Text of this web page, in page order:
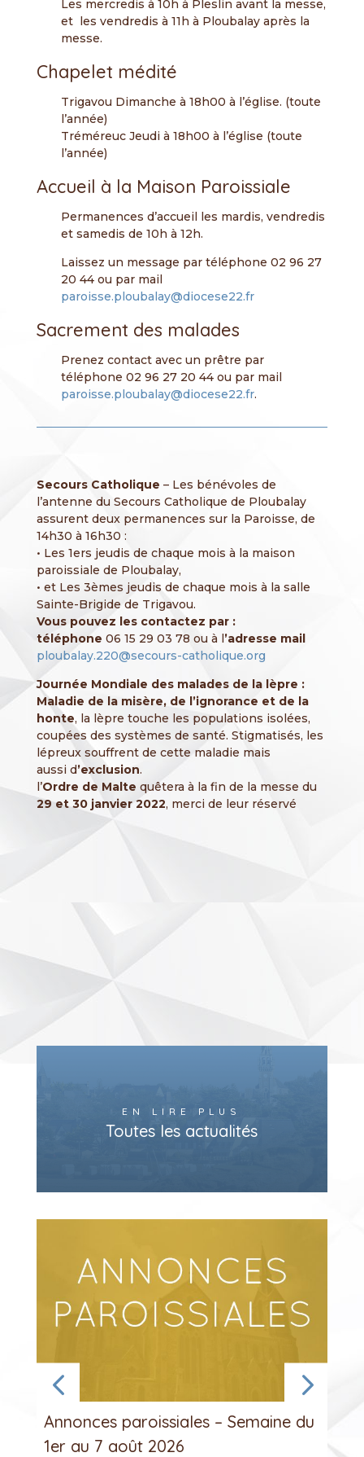
Les mercredis à 10h à Pleslin avant la messe,
et les vendredis à 11h à Ploubalay après la
messe.
Chapelet médité
Trigavou Dimanche à 18h00 à l’église. (toute
l’année)
Tréméreuc Jeudi à 18h00 à l’église (toute
l’année)
Accueil à la Maison Paroissiale
Permanences d’accueil les mardis, vendredis
et samedis de 10h à 12h.
Laissez un message par téléphone 02 96 27
20 44 ou par mail
paroisse.ploubalay@diocese22.fr
Sacrement des malades
Prenez contact avec un prêtre par
téléphone 02 96 27 20 44 ou par mail
paroisse.ploubalay@diocese22.fr.
Secours Catholique – Les bénévoles de
l’antenne du Secours Catholique de Ploubalay
assurent deux permanences sur la Paroisse, de
14h30 à 16h30 :
• Les 1ers jeudis de chaque mois à la maison
paroissiale de Ploubalay,
• et Les 3èmes jeudis de chaque mois à la salle
Sainte-Brigide de Trigavou.
Vous pouvez les contactez par :
téléphone 06 15 29 03 78 ou à l’adresse mail
ploubalay.220@secours-catholique.org
Journée Mondiale des malades de la lèpre :
Maladie de la misère, de l’ignorance et de la
honte, la lèpre touche les populations isolées,
coupées des systèmes de santé. Stigmatisés, les
lépreux souffrent de cette maladie mais
aussi d’exclusion.
l’Ordre de Malte quêtera à la fin de la messe du
29 et 30 janvier 2022, merci de leur réservé
EN LIRE PLUS
Toutes les actualités
Annonces paroissiales – Semaine du
1er au 7 août 2026